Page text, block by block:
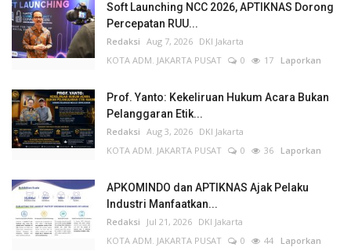
Soft Launching NCC 2026, APTIKNAS Dorong
Percepatan RUU...
Redaksi Aug 7, 2026 DKI Jakarta
KOTA ADM. JAKARTA PUSAT
0 17 Laporkan
Prof. Yanto: Kekeliruan Hukum Acara Bukan
Pelanggaran Etik...
Redaksi Aug 3, 2026 DKI Jakarta
KOTA ADM. JAKARTA PUSAT
0 36 Laporkan
APKOMINDO dan APTIKNAS Ajak Pelaku
Industri Manfaatkan...
Redaksi Jul 21, 2026 DKI Jakarta
KOTA ADM. JAKARTA PUSAT
0 44 Laporkan